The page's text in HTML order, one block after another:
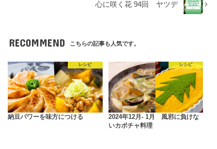
心に咲く花 94回 ヤツデ
RECOMMEND こちらの記事も人気です。
レシピ
納豆パワーを味方につける
レシピ
2024年12月- 1月 風邪に負けな
いカボチャ料理